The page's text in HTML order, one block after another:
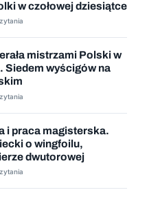
w czołowej dziesiątce
mistrzami Polski w
Siedem wyścigów na
i praca magisterska.
o wingfoilu,
dwutorowej